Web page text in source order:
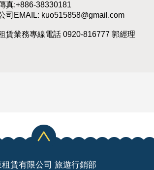
真:+886-38330181
司EMAIL: kuo515858@gmail.com
賃業務專線電話 0920-816777 郭經理
租賃有限公司 旅遊行銷部